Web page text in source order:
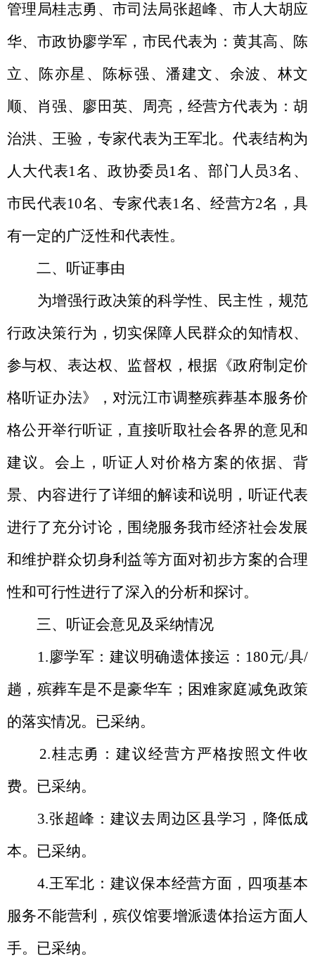
管理局桂志勇、 市司法局张超峰、市人大胡应
华、市政协廖学军， 市民代表为：黄其高、 陈
立 、 陈亦星 、 陈标强 、潘建文 、 余波 、 林文
顺、 肖强、 廖田英、 周亮 ，经营方代表为：胡
治洪、王验 ， 专家代表为王军北。代表结构为
人大代表1名、政协委员1名、部门人员3名、
市民代表10名、专家代表1名、经营方2名，具
有一定的广泛性和代表性。
二、 听证事由
为增强行政决策的科学性、民主性，规范
行政决策行为，切实保障人民群众的知情权、
参与权、表达权、监督权，根据 《政府制定价
格听证办法》
， 对沅江市调整殡葬基本服务价
格公开举行听证，直接听取社会各界的意见和
建议。会上，听证人对价格方案的依据、背
景、内容进行了详细的解读和说明，听证代表
进行了充分讨论，围绕服务我市经济社会发展
和维护群众切身利益等方面对初步方案的合理
性和可行性进行了深入的分析和探讨。
三、 听证会意见及采纳情况
1.廖学军 ：建议明确遗体接运： 180元/具/
趟，殡葬车是不是豪华车；困难家庭减免政策
的落实情况。 已采纳。
2.桂志勇 ：建议经营方严格按照文件收
费。已采纳。
3.张超峰 ： 建议去周边区县学习，降低成
本。 已采纳。
4.王军北 ： 建议保本经营方面，四项基本
服务不能营利，殡仪馆要增派遗体抬运方面人
手。 已采纳。